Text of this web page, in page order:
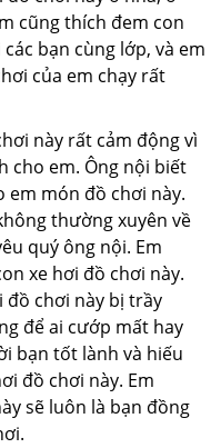
cũng thích đem con
bạn cùng lớp, và em
của em chạy rất
này rất cảm động vì
cho em. Ông nội biết
em món đồ chơi này.
thường xuyên về
quý ông nội. Em
xe hơi đồ chơi này.
đồ chơi này bị trầy
để ai cướp mất hay
bạn tốt lành và hiếu
đồ chơi này. Em
sẽ luôn là bạn đồng